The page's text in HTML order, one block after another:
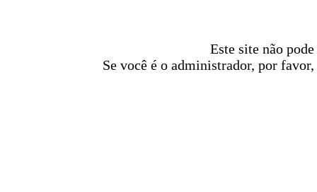
Este site não
Se você é o administrador, por